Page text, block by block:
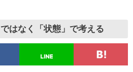
はなく「状態」で考える